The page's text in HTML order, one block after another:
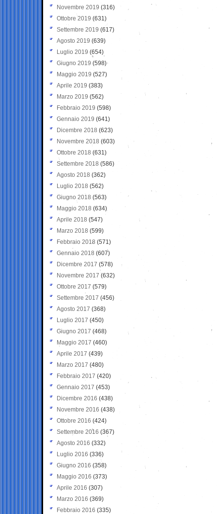
Novembre 2019 (316)
Ottobre 2019 (631)
Settembre 2019 (617)
Agosto 2019 (639)
Luglio 2019 (654)
Giugno 2019 (598)
Maggio 2019 (527)
Aprile 2019 (383)
Marzo 2019 (562)
Febbraio 2019 (598)
Gennaio 2019 (641)
Dicembre 2018 (623)
Novembre 2018 (603)
Ottobre 2018 (631)
Settembre 2018 (586)
Agosto 2018 (362)
Luglio 2018 (562)
Giugno 2018 (563)
Maggio 2018 (634)
Aprile 2018 (547)
Marzo 2018 (599)
Febbraio 2018 (571)
Gennaio 2018 (607)
Dicembre 2017 (578)
Novembre 2017 (632)
Ottobre 2017 (579)
Settembre 2017 (456)
Agosto 2017 (368)
Luglio 2017 (450)
Giugno 2017 (468)
Maggio 2017 (460)
Aprile 2017 (439)
Marzo 2017 (480)
Febbraio 2017 (420)
Gennaio 2017 (453)
Dicembre 2016 (438)
Novembre 2016 (438)
Ottobre 2016 (424)
Settembre 2016 (367)
Agosto 2016 (332)
Luglio 2016 (336)
Giugno 2016 (358)
Maggio 2016 (373)
Aprile 2016 (307)
Marzo 2016 (369)
Febbraio 2016 (335)